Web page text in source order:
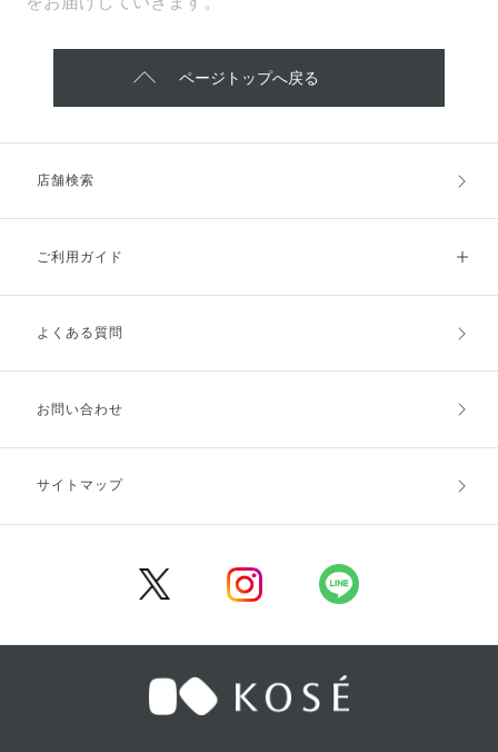
ページトップへ戻る
店舗検索
ご利用ガイド
ご利用ガイドトップ
お支払方法
キャンセル・返品・交換
よくある質問
お問い合わせ
サイトマップ